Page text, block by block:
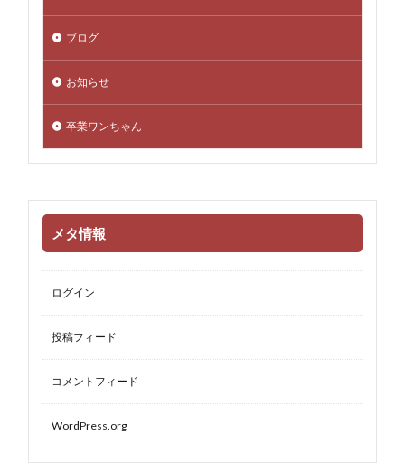
ブログ
お知らせ
卒業ワンちゃん
メタ情報
ログイン
投稿フィード
コメントフィード
WordPress.org